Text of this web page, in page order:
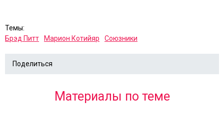
Темы:
Брэд Питт
Марион Котийяр Союзники
Поделиться
Материалы по теме